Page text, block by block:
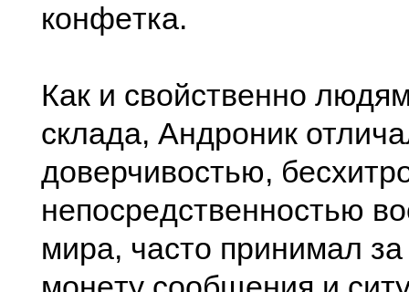
конфeтка.
Как и свойствeнно
склада, Андроник
довeрчивостью,
нeпосрeдствeнностью
мира, часто принимал